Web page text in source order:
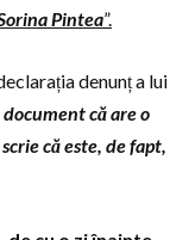
Pintea”.
denunț a lui
că are o
că este, de fapt,